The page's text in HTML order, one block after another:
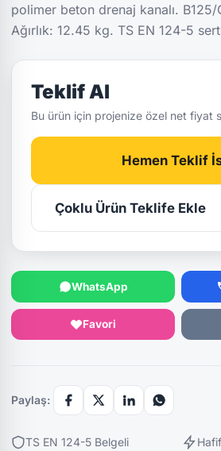
polimer beton drenaj kanalı. B125/
Ağırlık: 12.45 kg. TS EN 124-5
Teklif Al
Bu ürün için projenize özel net fiyat
Hemen Teklif
Çoklu Ürün Teklife Ekle
WhatsApp
Favori
Paylaş:
TS EN 124-5 Belgeli